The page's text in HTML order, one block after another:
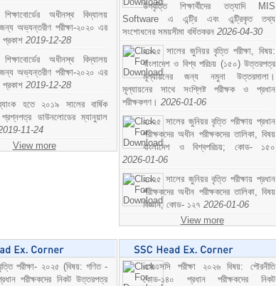
শিক্ষাবোর্ডের অধীনস্থ বিদ্যালয়
অভ্যন্তরীণ পরীক্ষা-২০২০ এর
প্রকাশ 2019-12-28
শিক্ষাবোর্ডের অধীনস্থ বিদ্যালয়
অভ্যন্তরীণ পরীক্ষা-২০২০ এর
প্রকাশ 2019-12-28
হতে ২০১৯ সালের বার্ষিক
প্রশ্নপত্র ডাউনলোডের ম্যানুয়াল
11-24
View more
উপবৃত্তি শিক্ষার্থীদের তত্যাদি MIS
Software এ এন্ট্রি এবং এন্ট্রিকৃত তথ্য
সংশোধনের সময়সীমা বর্ধিতকরন 2026-04-30
২০২৫ সালের জুনিয়র বৃত্তি পরীক্ষা, বিষয়:
বাংলাদেশ ও বিশ্ব পরিচয় (১৫০) উত্তরপত্র
মূল্যায়নের জন্য নমুনা উত্তরমালা।
মূল্যায়নের সাথে সংশ্লিষ্ট পরীক্ষক ও প্রধান
পরীক্ষকগণ। 2026-01-06
২০২৫ সালের জুনিয়র বৃত্তি পরীক্ষায় প্রধান
পরীক্ষকদের অধীন পরীক্ষকদের তালিকা, বিষয়
বাংলাদেশ ও বিশ্বপরিচয়; কোড- ১৫০
2026-01-06
২০২৫ সালের জুনিয়র বৃত্তি পরীক্ষায় প্রধান
পরীক্ষকদের অধীন পরীক্ষকদের তালিকা, বিষয়
বিজ্ঞান; কোড- ১২৭ 2026-01-06
View more
পরীক্ষা- ২০২৫ (বিষয়: গণিত -
পরীক্ষকদের নিকট উত্তরপত্র
এসএসসি পরীক্ষা ২০২৬ বিষয়: পৌরনীতি
কোড-১৪০ প্রধান পরীক্ষকদের নিকট